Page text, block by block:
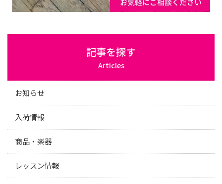
記事を探す
Articles
お知らせ
入荷情報
商品・楽器
レッスン情報